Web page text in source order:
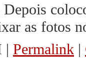
Depois
as fotos
| Permalink |